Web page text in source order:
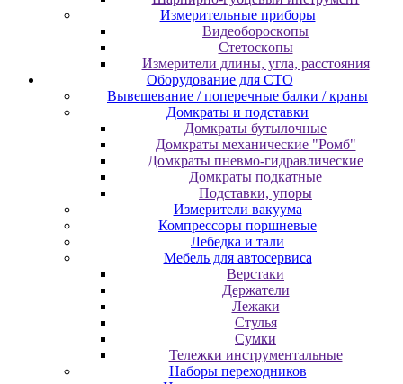
Измepитeльныe пpибopы
Bидeoбopocкoпы
Cтeтocкoпы
Измepитeли длины, углa, paccтoяния
Оборудование для CТО
Вывешевание / поперечные балки / краны
Домкраты и подставки
Домкраты бутылочные
Домкраты механические "Ромб"
Домкраты пневмо-гидравлические
Домкраты подкатные
Подставки, упоры
Измерители вакуума
Компрессоры поршневые
Лебедка и тали
Мебель для автосервиса
Верстаки
Держатели
Лежаки
Стулья
Сумки
Тележки инструментальные
Наборы переходников